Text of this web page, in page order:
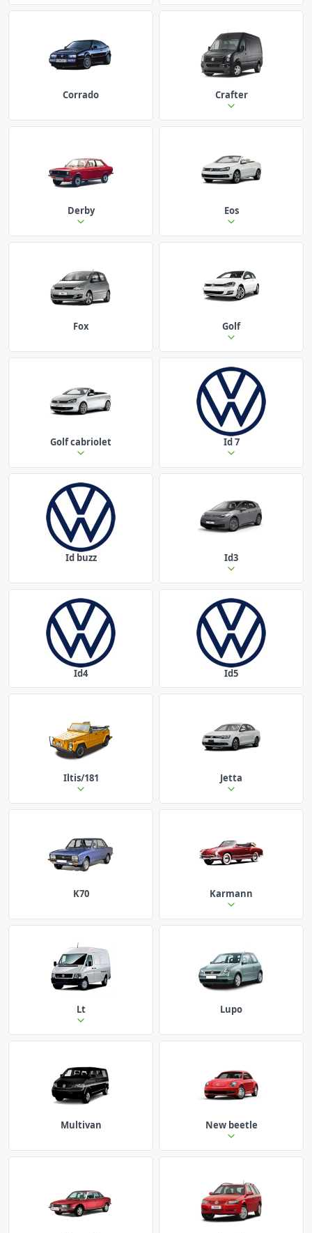
Corrado Crafter
Derby Eos
Fox Golf
Golf cabriolet Id 7
Id buzz Id3
Id4 Id5
Iltis/181 Jetta
K70 Karmann
Lt Lupo
Multivan New beetle